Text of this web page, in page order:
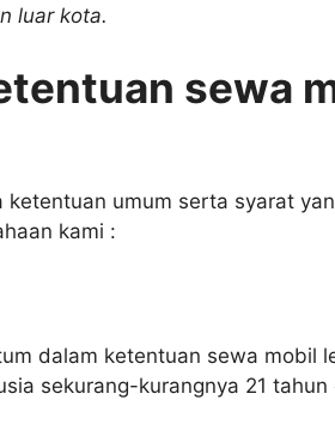
luar kota.
sewa
ketentuan umum serta syarat
kami :
dalam ketentuan sewa mobil
sekurang-kurangnya 21